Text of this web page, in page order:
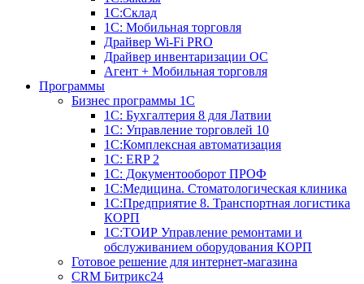
1С:Склад
1С: Мобильная торговля
Драйвер Wi-Fi PRO
Драйвер инвентаризации ОС
Агент + Мобильная торговля
Программы
Бизнес программы 1С
1С: Бухгалтерия 8 для Латвии
1С: Управление торговлей 10
1C:Комплексная автоматизация
1С: ERP 2
1С: Документооборот ПРОФ
1С:Медицина. Стоматологическая клиника
1С:Предприятие 8. Транспортная логистика
КОРП
1С:ТОИР Управление ремонтами и
обслуживанием оборудования КОРП
Готовое решение для интернет-магазина
CRM Битрикс24